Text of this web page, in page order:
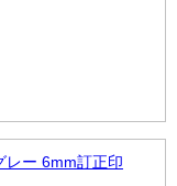
レー 6mm訂正印